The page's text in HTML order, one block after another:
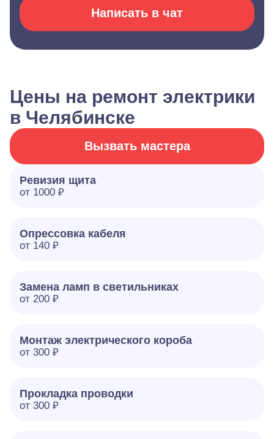
Написать в чат
Цены на ремонт электрики
в Челябинске
Вызвать мастера
Ревизия щита
от 1000 ₽
Опрессовка кабеля
от 140 ₽
Замена ламп в светильниках
от 200 ₽
Монтаж электрического короба
от 300 ₽
Прокладка проводки
от 300 ₽